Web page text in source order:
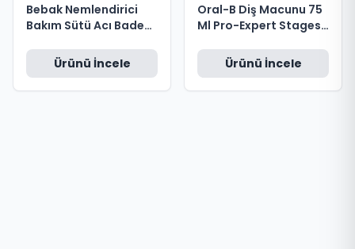
Bebak Nemlendirici
Bakım Sütü Acı Badem
Ürünü İncele
Oral-B Diş Macunu 75
Ml Pro-Expert Stages
6 YaşÜrünü İncele